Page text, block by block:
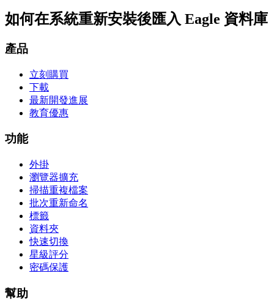
如何在系統重新安裝後匯入 Eagle 資料庫
產品
立刻購買
下載
最新開發進展
教育優惠
功能
外掛
瀏覽器擴充
掃描重複檔案
批次重新命名
標籤
資料夾
快速切換
星級評分
密碼保護
幫助